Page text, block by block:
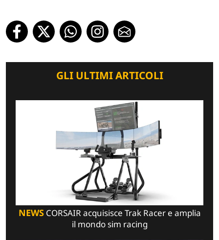
GLI ULTIMI ARTICOLI
NEWSCORSAIR acquisisce Trak Racer e amplia
il mondo sim racing